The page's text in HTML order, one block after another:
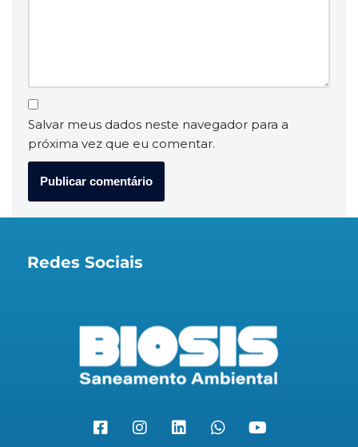
Salvar meus dados neste navegador para a
próxima vez que eu comentar.
Redes Sociais